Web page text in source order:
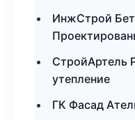
ИнжСтрой
СтройАртель
утепление
ГК Фасад